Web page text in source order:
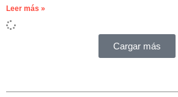
Leer más »
Cargar más